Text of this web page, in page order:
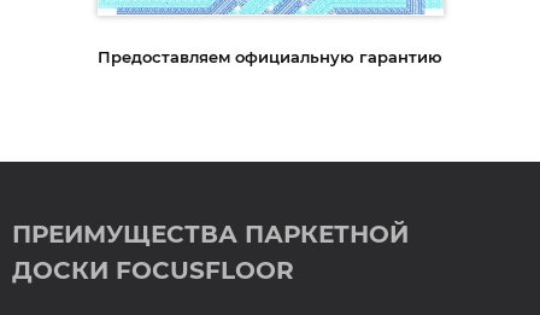
Предоставляем официальную гарантию
ПРЕИМУЩЕСТВА ПАРКЕТНОЙ
ДОСКИ FOCUSFLOOR